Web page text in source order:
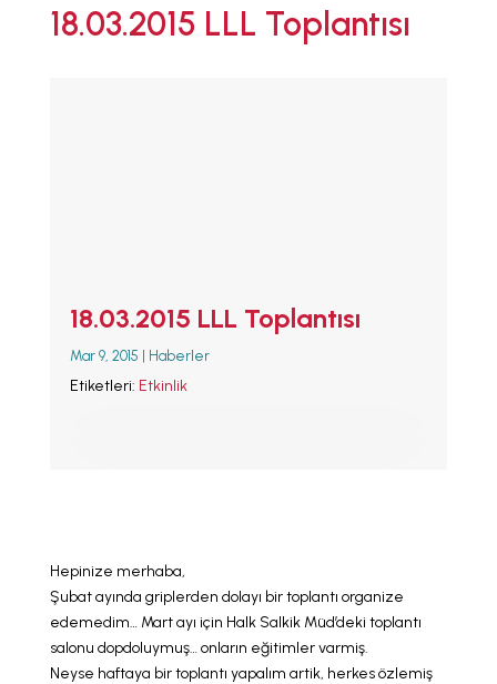
ANA SAYFA
EMZİRMEYİ
AFET & ACİL
DURUM
18.03.2015 LLL Toplantısı
18.03.2015 LLL Toplantısı
Mar 9, 2015 Haberler
Etiketleri: Etkinlik
Hepinize merhaba,
Şubat ayında griplerden dolayı bir toplantı organize
edemedim… Mart ayı için Halk Salkik Müd’deki toplantı
salonu dopdoluymuş… onların eğitimler varmiş.
Neyse haftaya bir toplantı yapalım artik, herkes özlemiş